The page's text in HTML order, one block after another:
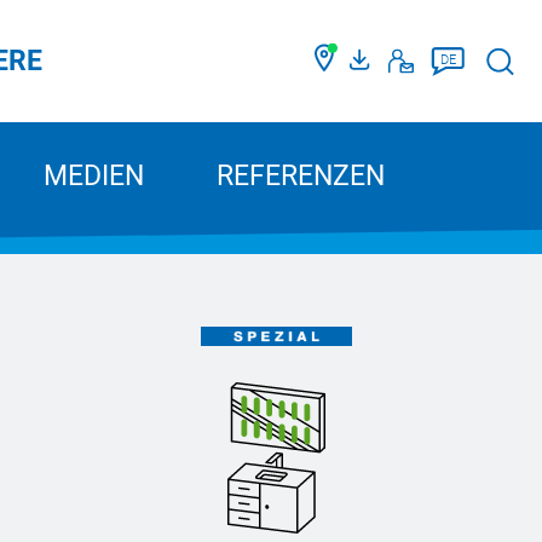
DE
MEDIEN REFERENZEN